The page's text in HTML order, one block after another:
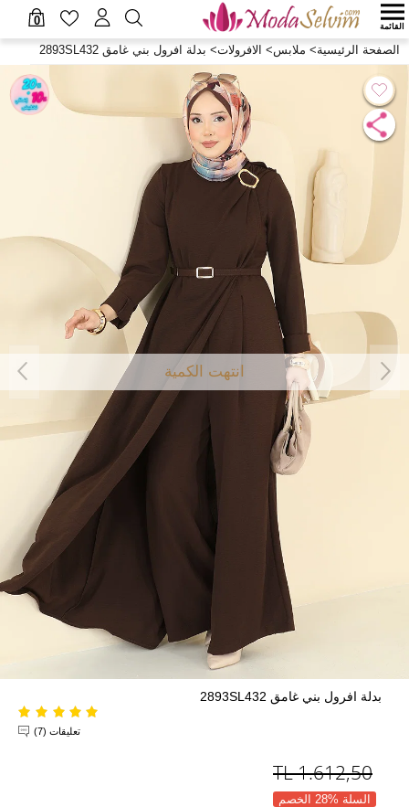
0 القائمة
الصفحة الرئيسية> ملابس> الافرولات> بدلة افرول بني غامق 2893SL432
انتهت الكمية
بدلة افرول بني غامق 2893SL432
تعليقات (7)
1.612,50
TL
السلة %28 الخصم